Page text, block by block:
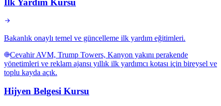
İlk Yardım Kursu
Bakanlık onaylı temel ve güncelleme ilk yardım eğitimleri.
Cevahir AVM, Trump Towers, Kanyon yakını perakende
yönetimleri ve reklam ajansı yıllık ilk yardımcı kotası için bireysel ve
toplu kayda açık.
Hijyen Belgesi Kursu